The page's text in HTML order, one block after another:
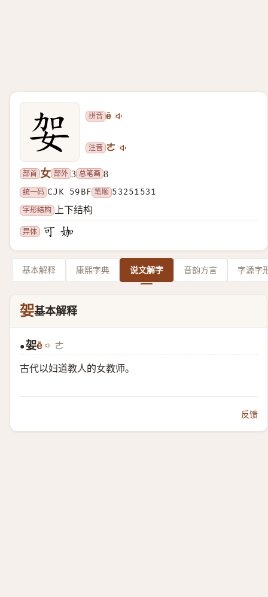
拼音 ē
注音 ㄜ
部首 女 部外 3 总笔画 8
统一码 CJK 59BF 笔顺 53251531
字形结构
上下结构
异体
基本解释 康熙字典 说文解字 音韵方言 字源字
妿基本解释
●妿ē ㄜ
古代以妇道教人的女教师。
反馈